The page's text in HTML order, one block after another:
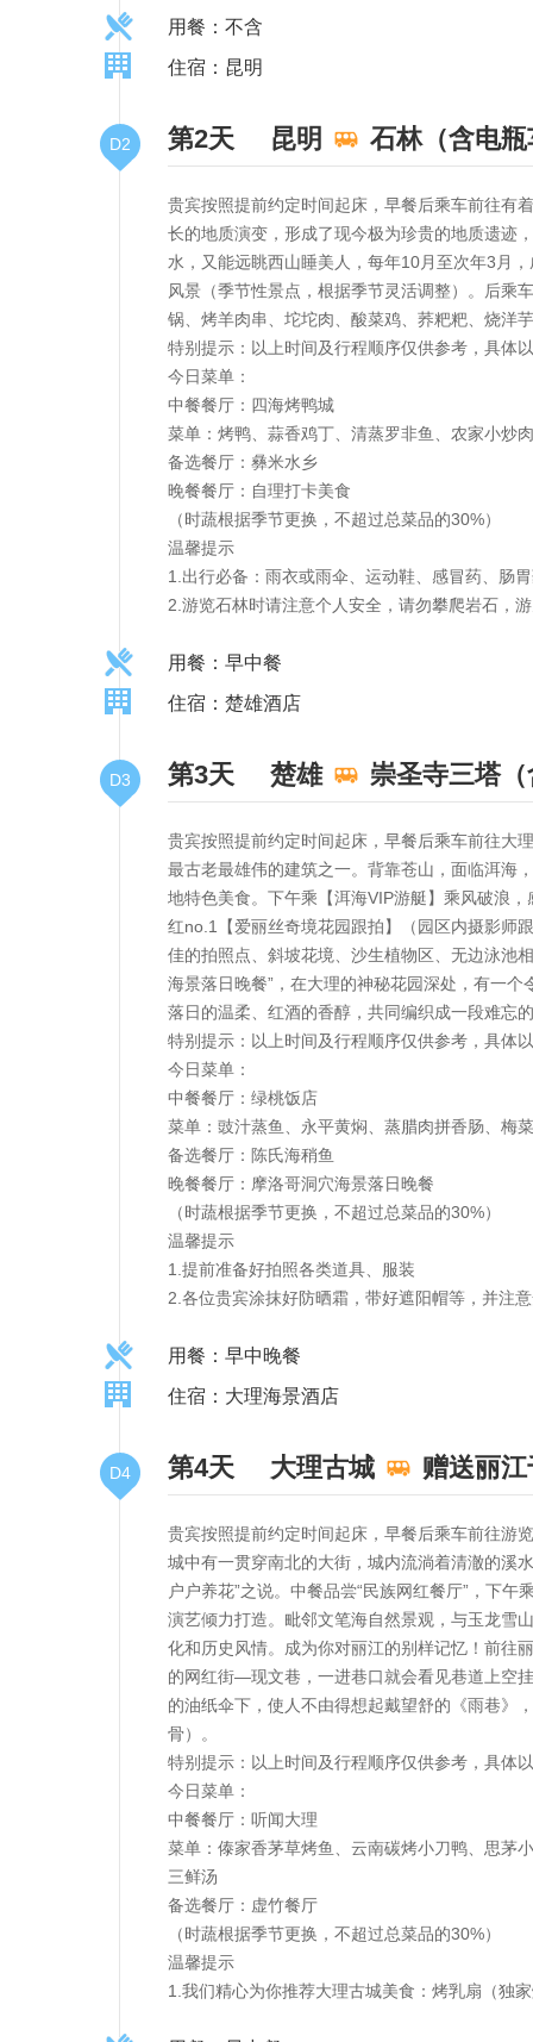
用餐：不含
住宿：昆明
D2 第2天 昆明 石林（含电
贵宾按照提前约定时间起床，早餐后乘车前往有
长的地质演变，形成了现今极为珍贵的地质遗迹
水，又能远眺西山睡美人，每年10月至次年3月
风景（季节性景点，根据季节灵活调整）。后乘
锅、烤羊肉串、坨坨肉、酸菜鸡、荞粑粑、烧洋
特别提示：以上时间及行程顺序仅供参考，具体
今日菜单：
中餐餐厅：四海烤鸭城
菜单：烤鸭、蒜香鸡丁、清蒸罗非鱼、农家小炒
备选餐厅：彝米水乡
晚餐餐厅：自理打卡美食
（时蔬根据季节更换，不超过总菜品的30%）
温馨提示
1.出行必备：雨衣或雨伞、运动鞋、感冒药、肠
2.游览石林时请注意个人安全，请勿攀爬岩石，
用餐：早中餐
住宿：楚雄酒店
D3 第3天 楚雄 崇圣寺三塔
贵宾按照提前约定时间起床，早餐后乘车前往大
最古老最雄伟的建筑之一。背靠苍山，面临洱海
地特色美食。下午乘【洱海VIP游艇】乘风破浪
红no.1【爱丽丝奇境花园跟拍】（园区内摄影师
佳的拍照点、斜坡花境、沙生植物区、无边泳池
海景落日晚餐”，在大理的神秘花园深处，有一
落日的温柔、红酒的香醇，共同编织成一段难忘
特别提示：以上时间及行程顺序仅供参考，具体
今日菜单：
中餐餐厅：绿桃饭店
菜单：豉汁蒸鱼、永平黄焖、蒸腊肉拼香肠、梅
备选餐厅：陈氏海稍鱼
晚餐餐厅：摩洛哥洞穴海景落日晚餐
（时蔬根据季节更换，不超过总菜品的30%）
温馨提示
1.提前准备好拍照各类道具、服装
2.各位贵宾涂抹好防晒霜，带好遮阳帽等，并注
用餐：早中晚餐
住宿：大理海景酒店
D4 第4天 大理古城 赠送丽
贵宾按照提前约定时间起床，早餐后乘车前往游
城中有一贯穿南北的大街，城内流淌着清澈的溪
户户养花”之说。中餐品尝“民族网红餐厅”，下
演艺倾力打造。毗邻文笔海自然景观，与玉龙雪
化和历史风情。成为你对丽江的别样记忆！前往
的网红街—现文巷，一进巷口就会看见巷道上空
的油纸伞下，使人不由得想起戴望舒的《雨巷》
骨）。
特别提示：以上时间及行程顺序仅供参考，具体
今日菜单：
中餐餐厅：听闻大理
菜单：傣家香茅草烤鱼、云南碳烤小刀鸭、思茅
三鲜汤
备选餐厅：虚竹餐厅
（时蔬根据季节更换，不超过总菜品的30%）
温馨提示
1.我们精心为你推荐大理古城美食：烤乳扇（独